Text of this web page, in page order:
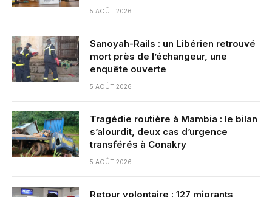
5 AOÛT 2026
Sanoyah-Rails : un Libérien retrouvé
mort près de l’échangeur, une
enquête ouverte
5 AOÛT 2026
Tragédie routière à Mambia : le bilan
s’alourdit, deux cas d’urgence
transférés à Conakry
5 AOÛT 2026
Retour volontaire : 127 migrants